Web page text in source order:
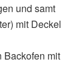
und samt
mit Deckel
Backofen mit